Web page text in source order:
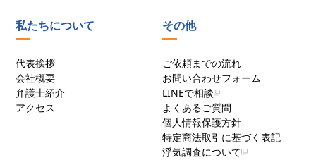
私たちについて
代表挨拶
会社概要
弁護士紹介
アクセス
その他
ご依頼までの流れ
お問い合わせフォーム
LINEで相談
よくあるご質問
個人情報保護方針
特定商法取引に基づく表記
浮気調査について